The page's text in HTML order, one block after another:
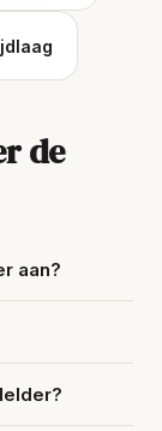
de
aan?